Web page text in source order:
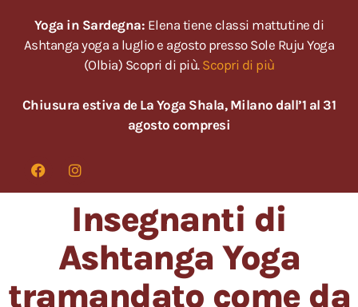
Yoga in Sardegna: Elena tiene classi mattutine di
Ashtanga yoga a luglio e agosto presso Sole Ruju Yoga
(Olbia) Scopri di più. Scopri di più
Chiusura estiva de La Yoga Shala, Milano dall’1 al 31
agosto compresi
Insegnanti di
Ashtanga Yoga
tramandato come da